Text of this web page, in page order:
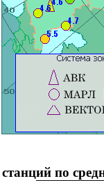
станций по